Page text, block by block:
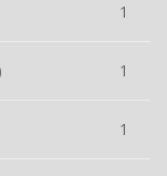
1
1
1